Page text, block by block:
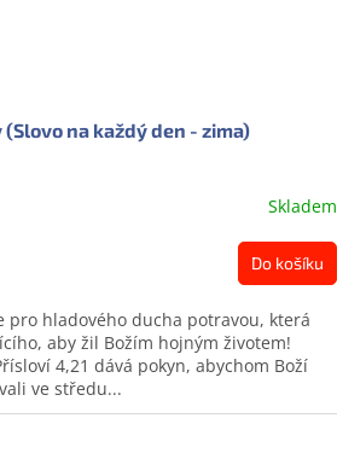
na každý den - zima)
Skladem
Do košíku
pro hladového ducha potravou, která
aby žil Božím hojným životem!
4,21 dává pokyn, abychom Boží
ve středu...